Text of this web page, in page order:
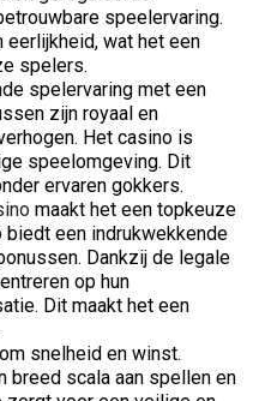
speelervaring.
wat het een
spelers.
spelervaring met een
zijn royaal en
Het casino is
speelomgeving. Dit
ervaren gokkers.
maakt het een topkeuze
een indrukwekkende
Dankzij de legale
op hun
Dit maakt het een
snelheid en winst.
breed scala aan spellen en